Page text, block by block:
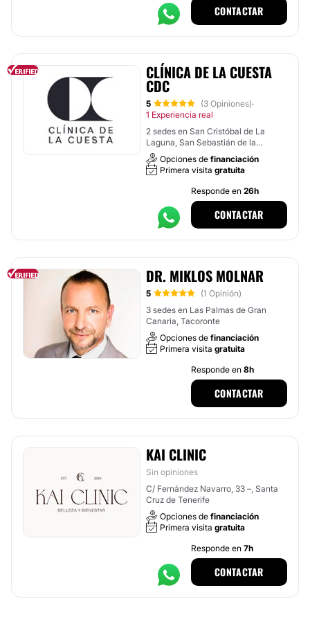
CONTACTAR
CLÍNICA DE LA CUESTA
CDC
5 (3 Opiniones)·
1 Experiencia real
2 sedes en San Cristóbal de La
Laguna, San Sebastián de la
Gomera
Opciones de financiación
Primera visita gratuita
Responde en 26h
CONTACTAR
DR. MIKLOS MOLNAR
5
(1 Opinión)
3 sedes en Las Palmas de Gran
Canaria, Tacoronte
Opciones de financiación
Primera visita gratuita
Responde en 8h
CONTACTAR
KAI CLINIC
Sin opiniones
C/ Fernández Navarro, 33 –, Santa
Cruz de Tenerife
Opciones de financiación
Primera visita gratuita
Responde en 7h
CONTACTAR